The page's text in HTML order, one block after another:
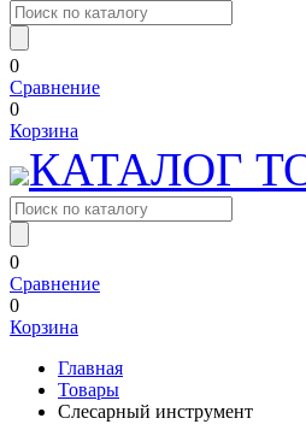
0
Сравнение
0
Корзина
КАТАЛОГ
0
Сравнение
0
Корзина
Главная
Товары
Слесарный инструмент